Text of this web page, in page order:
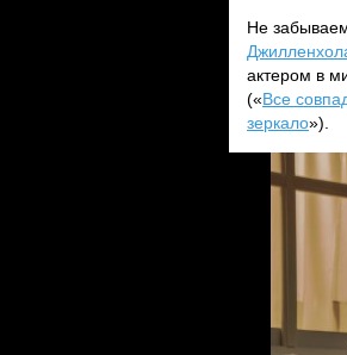
Не
актером в
(«Все
зеркало»).